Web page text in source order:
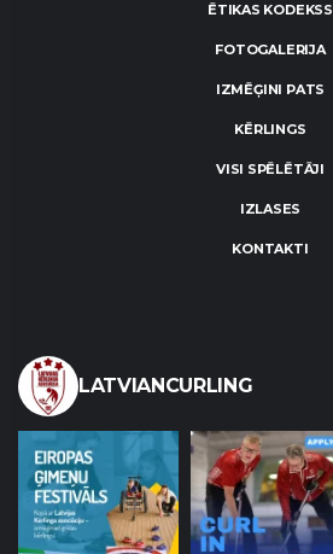
ĒTIKAS KODEKSS
FOTOGALERIJA
IZMĒĢINI PATS
KĒRLINGS
VISI SPĒLĒTĀJI
IZLASES
KONTAKTI
LATVIANCURLING